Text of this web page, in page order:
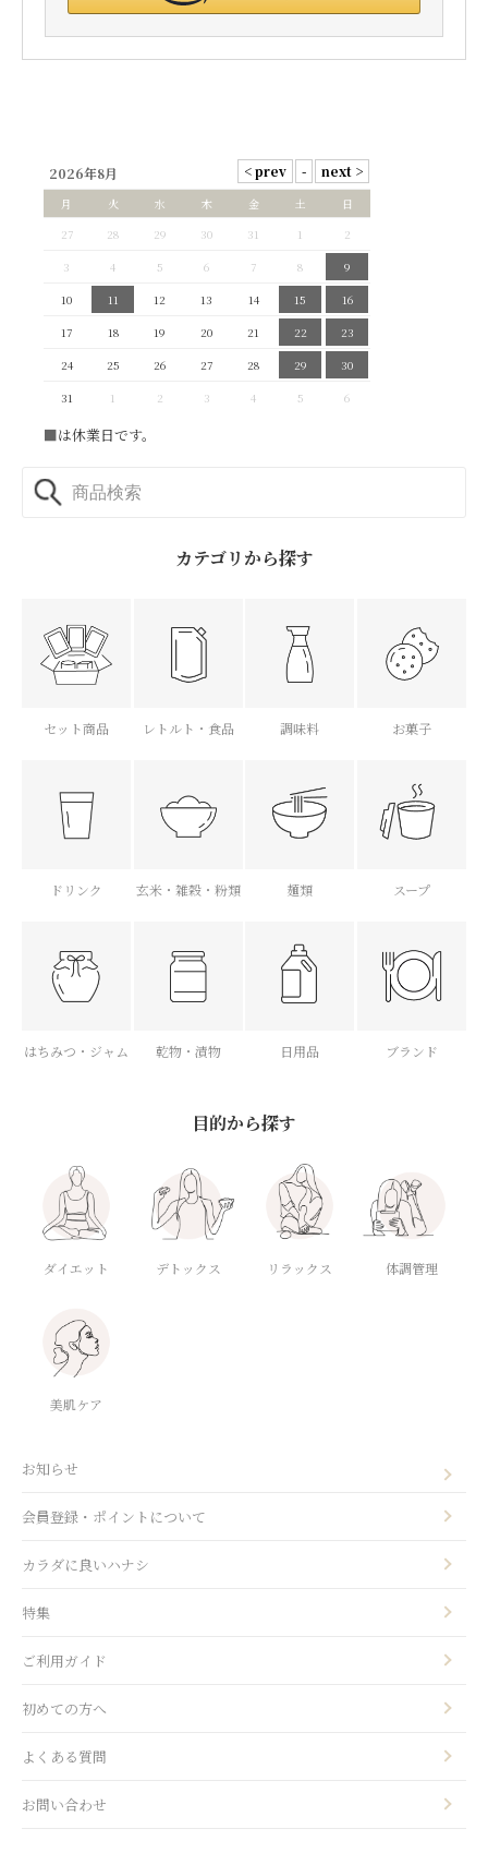
2026年8月
月 火 水 木 金 土
日
27
28 29 30 31 1
2
3
4 5 6 7 8
9
10
11 12 13 14 15
16
17
18 19 20 21 22
23
24
25 26 27 28 29
30
31
1 2 3 4 5 6
■は休業日です。
カテゴリから探す
セット商品 レトルト・食品 調味料 お菓子
ドリンク 玄米・雑穀・粉類 麺類 スープ
はちみつ・ジャム 乾物・漬物 日用品 ブランド
目的から探す
ダイエット デトックス リラックス 体調管理
美肌ケア
お知らせ
会員登録・ポイントについて
カラダに良いハナシ
特集
ご利用ガイド
初めての方へ
よくある質問
お問い合わせ